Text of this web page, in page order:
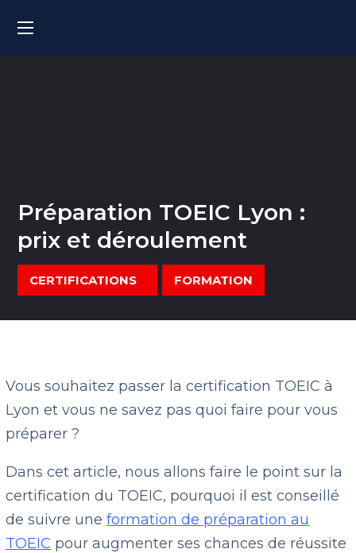
Préparation TOEIC Lyon :
prix et déroulement
CERTIFICATIONS FORMATION
Vous souhaitez passer la certification TOEIC à
Lyon et vous ne savez pas quoi faire pour vous
préparer ?
Dans cet article, nous allons faire le point sur la
certification du TOEIC, pourquoi il est conseillé
de suivre uneformation de préparation au
TOEIC pour augmenter ses chances de réussite